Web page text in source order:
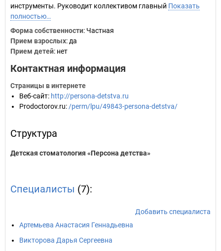
инструменты. Руководит коллективом главный Показать
полностью…
Форма собственности: Частная
Прием взрослых: да
Прием детей: нет
Контактная информация
Страницы в интернете
Веб-сайт: http://persona-detstva.ru
Prodoctorov.ru: /perm/lpu/49843-persona-detstva/
Структура
Детская стоматология «Персона детства»
Специалисты (7):
Добавить специалиста
Артемьева Анастасия Геннадьевна
Викторова Дарья Сергеевна